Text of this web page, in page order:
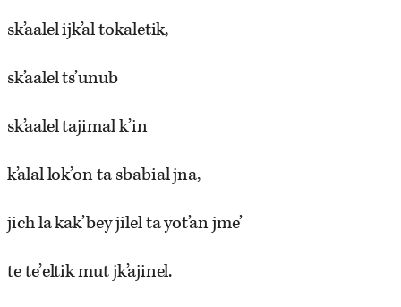
sk’aalel ijk’al tokaletik,
sk’aalel ts’unub
sk’aalel tajimal k’in
k’alal lok’on ta sbabial jna,
jich la kak’bey jilel ta yot’an jme’
te te’eltik mut jk’ajinel.